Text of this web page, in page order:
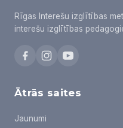
Rīgas Interešu izglītības
interešu izglītības
Ātrās saites
Jaunumi